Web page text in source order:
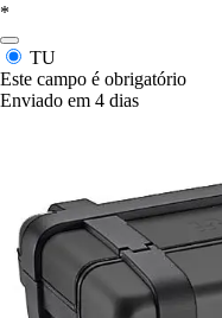
*
TU
Este campo é obrigatório
Enviado em 4 dias